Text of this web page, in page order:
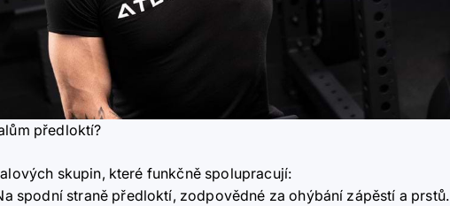
předloktí?
skupin, které funkčně spolupracují:
spodní straně předloktí, zodpovědné za ohýbání zápěstí a prstů.